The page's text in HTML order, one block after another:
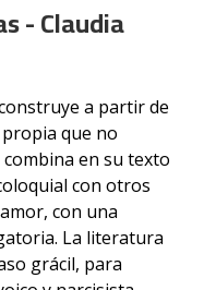
- Claudia
a partir de
que no
en su texto
con otros
con una
La literatura
grácil, para